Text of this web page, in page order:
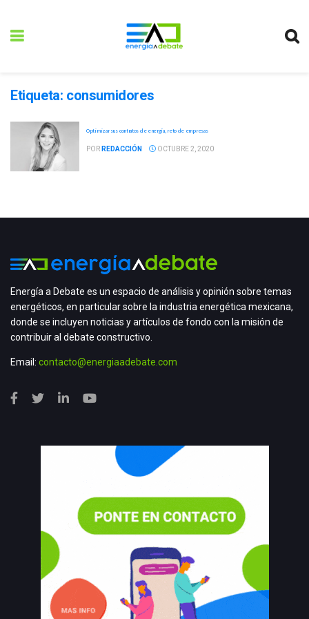
Etiqueta: consumidores
Optimizar sus contratos de energía, reto de empresas
POR REDACCIÓN OCTUBRE 2, 2020
Energía a Debate es un espacio de análisis y opinión sobre temas
energéticos, en particular sobre la industria energética mexicana,
donde se incluyen noticias y artículos de fondo con la misión de
contribuir al debate constructivo.
Email: contacto@energiaadebate.com